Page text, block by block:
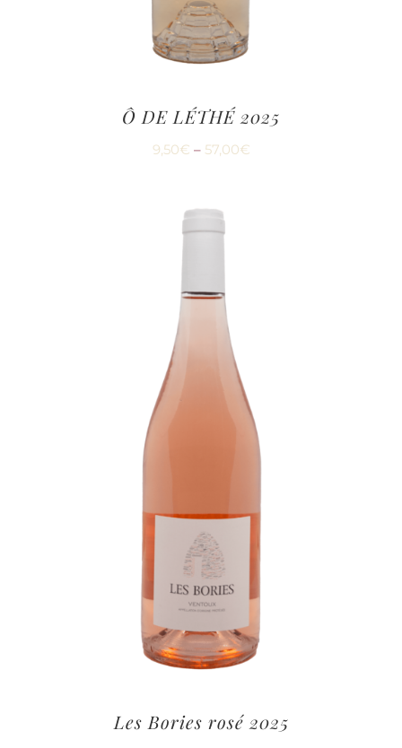
Ô DE LÉTHÉ 2025
9,50€ – 57,00€
Les Bories rosé 2025